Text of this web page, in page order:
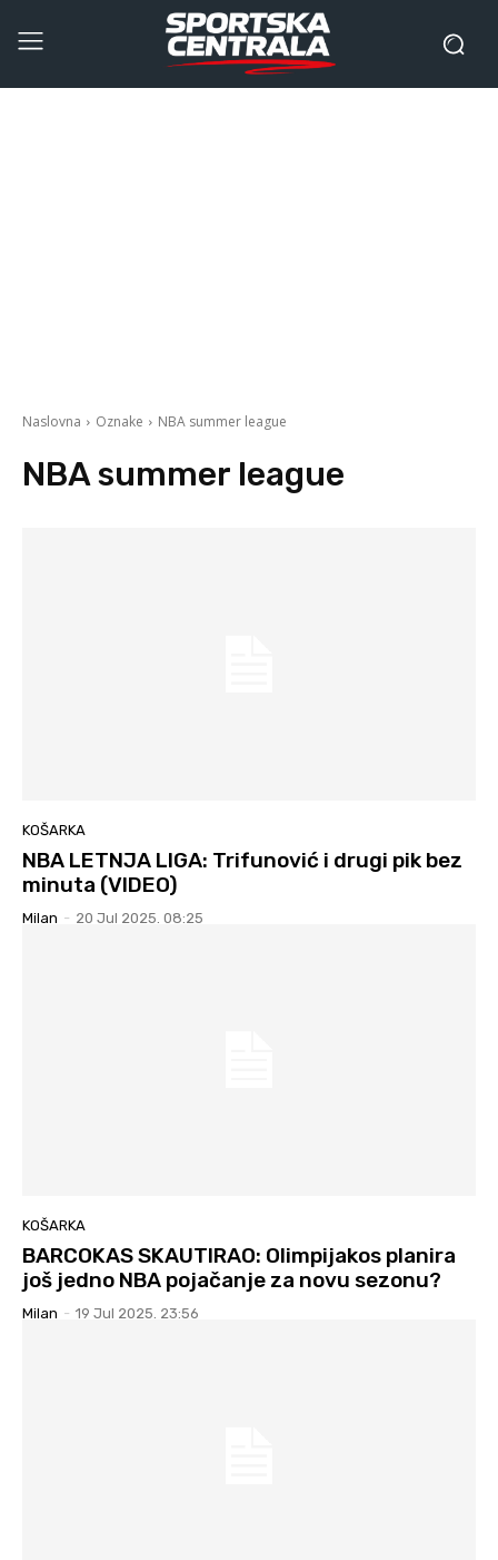
Naslovna Oznake NBA summer league
NBA summer league
KOŠARKA
NBA LETNJA LIGA: Trifunović i drugi pik bez
minuta (VIDEO)
Milan - 20 Jul 2025. 08:25
KOŠARKA
BARCOKAS SKAUTIRAO: Olimpijakos planira
još jedno NBA pojačanje za novu sezonu?
Milan - 19 Jul 2025. 23:56